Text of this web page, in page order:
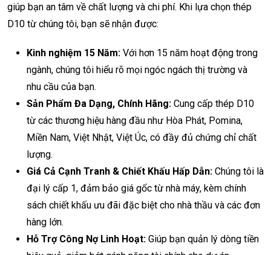
giúp bạn an tâm về chất lượng và chi phí. Khi lựa chọn thép
D10 từ chúng tôi, bạn sẽ nhận được:
Kinh nghiệm 15 Năm: Với hơn 15 năm hoạt động trong
ngành, chúng tôi hiểu rõ mọi ngóc ngách thị trường và
nhu cầu của bạn.
Sản Phẩm Đa Dạng, Chính Hãng: Cung cấp thép D10
từ các thương hiệu hàng đầu như Hòa Phát, Pomina,
Miền Nam, Việt Nhật, Việt Úc, có đầy đủ chứng chỉ chất
lượng.
Giá Cả Cạnh Tranh & Chiết Khấu Hấp Dẫn: Chúng tôi là
đại lý cấp 1, đảm bảo giá gốc từ nhà máy, kèm chính
sách chiết khấu ưu đãi đặc biệt cho nhà thầu và các đơn
hàng lớn.
Hỗ Trợ Công Nợ Linh Hoạt: Giúp bạn quản lý dòng tiền